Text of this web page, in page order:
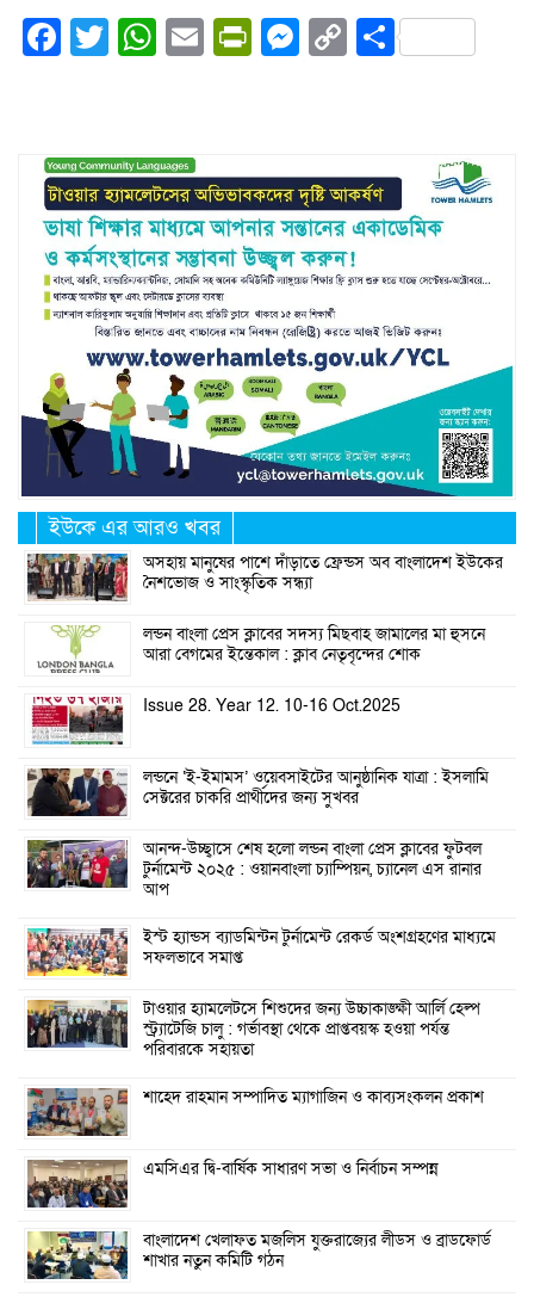
Facebook
Twitter
WhatsApp
EmailPrintFriendly
Messenger
CopyShare
ইউকে এর আরও খবর
অসহায় মানুষের পাশে দাঁড়াতে ফ্রেন্ডস অব বাংলাদেশ ইউকের
নৈশভোজ ও সাংস্কৃতিক সন্ধ্যা
লন্ডন বাংলা প্রেস ক্লাবের সদস্য মিছবাহ জামালের মা হুসনে
আরা বেগমের ইন্তেকাল : ক্লাব নেতৃবৃন্দের শোক
Issue 28. Year 12. 10-16 Oct.2025
লন্ডনে ‘ই-ইমামস’ ওয়েবসাইটের আনুষ্ঠানিক যাত্রা : ইসলামি
সেক্টরের চাকরি প্রার্থীদের জন্য সুখবর
আনন্দ-উচ্ছ্বাসে শেষ হলো লন্ডন বাংলা প্রেস ক্লাবের ফুটবল
টুর্নামেন্ট ২০২৫ : ওয়ানবাংলা চ্যাম্পিয়ন, চ্যানেল এস রানার
আপ
ইস্ট হ্যান্ডস ব্যাডমিন্টন টুর্নামেন্ট রেকর্ড অংশগ্রহণের মাধ্যমে
সফলভাবে সমাপ্ত
টাওয়ার হ্যামলেটসে শিশুদের জন্য উচ্চাকাঙ্ক্ষী আর্লি হেল্প
স্ট্র্যাটেজি চালু : গর্ভাবস্থা থেকে প্রাপ্তবয়স্ক হওয়া পর্যন্ত
পরিবারকে সহায়তা
শাহেদ রাহমান সম্পাদিত ম্যাগাজিন ও কাব্যসংকলন প্রকাশ
এমসিএর দ্বি-বার্ষিক সাধারণ সভা ও নির্বাচন সম্পন্ন
বাংলাদেশ খেলাফত মজলিস যুক্তরাজ্যের লীডস ও ব্রাডফোর্ড
শাখার নতুন কমিটি গঠন